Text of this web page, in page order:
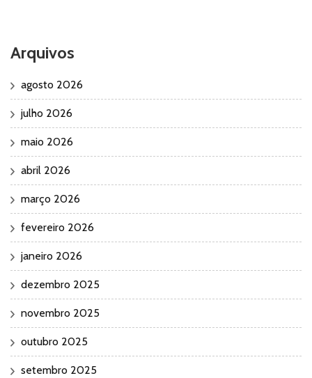
Arquivos
agosto 2026
julho 2026
maio 2026
abril 2026
março 2026
fevereiro 2026
janeiro 2026
dezembro 2025
novembro 2025
outubro 2025
setembro 2025